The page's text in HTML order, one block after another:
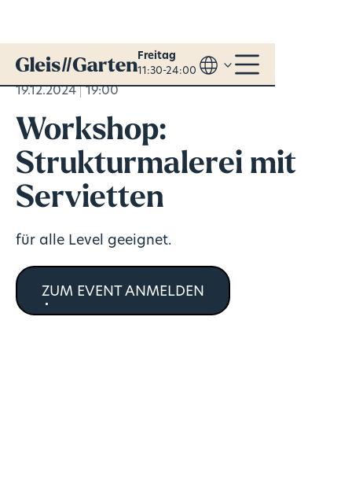
Freitag
11:30-24:00
19.12.2024 19:00
Workshop:
Strukturmalerei mit
Servietten
für alle Level geeignet.
ZUM EVENT ANMELDEN